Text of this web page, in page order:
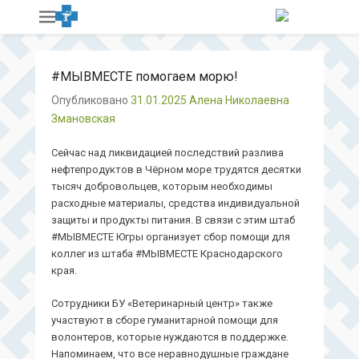
#МЫВМЕСТЕ помогаем морю!
Опубликовано 31.01.2025 Алена Николаевна
Змановская
Сейчас над ликвидацией последствий разлива
нефтепродуктов в Чёрном море трудятся десятки
тысяч добровольцев, которым необходимы
расходные материалы, средства индивидуальной
защиты и продукты питания. В связи с этим штаб
#МЫВМЕСТЕ Югры организует сбор помощи для
коллег из штаба #МЫВМЕСТЕ Краснодарского
края.
Сотрудники БУ «Ветеринарный центр» также
участвуют в сборе гуманитарной помощи для
волонтеров, которые нуждаются в поддержке.
Напоминаем, что все неравнодушные граждане